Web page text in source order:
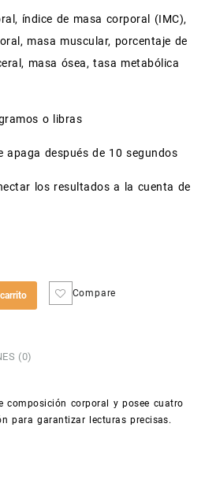
índice de masa corporal (IMC),
masa muscular, porcentaje de
masa ósea, tasa metabólica
o libras
apaga después de 10 segundos
los resultados a la cuenta de
Compare
(0)
composición corporal y posee cuatro
para garantizar lecturas precisas.